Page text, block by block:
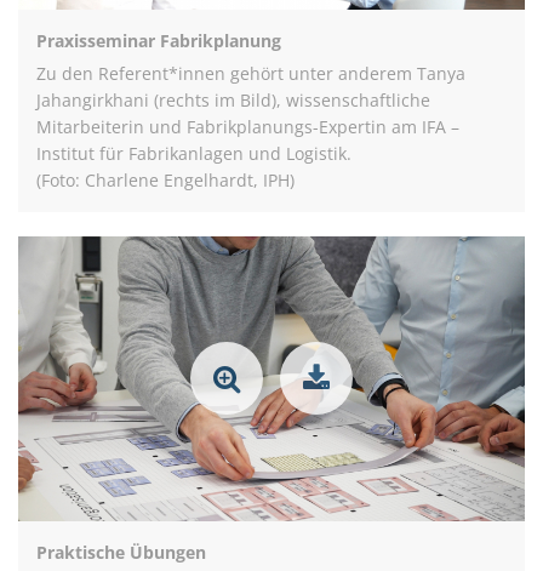
Praxisseminar Fabrikplanung
Zu den Referent*innen gehört unter anderem Tanya
Jahangirkhani (rechts im Bild), wissenschaftliche
Mitarbeiterin und Fabrikplanungs-Expertin am IFA –
Institut für Fabrikanlagen und Logistik.
(Foto: Charlene Engelhardt, IPH)
Praktische Übungen